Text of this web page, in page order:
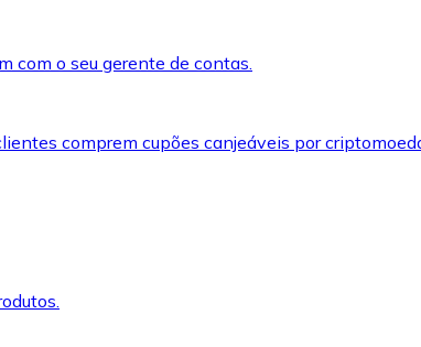
com o seu gerente de contas.
comprem cupões canjeáveis por